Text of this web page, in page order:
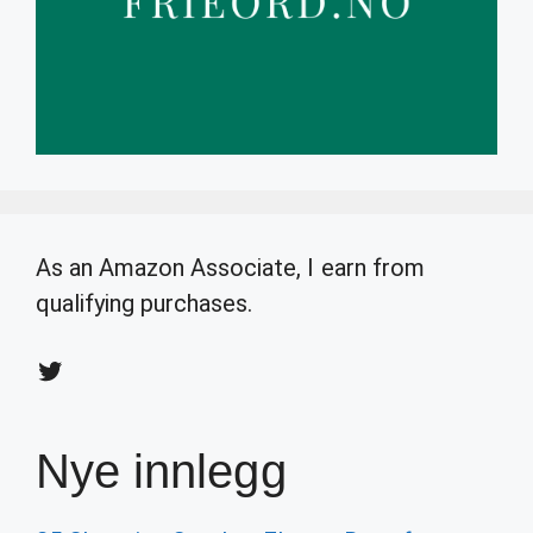
As an Amazon Associate, I earn from
qualifying purchases.
Twitter
Nye innlegg